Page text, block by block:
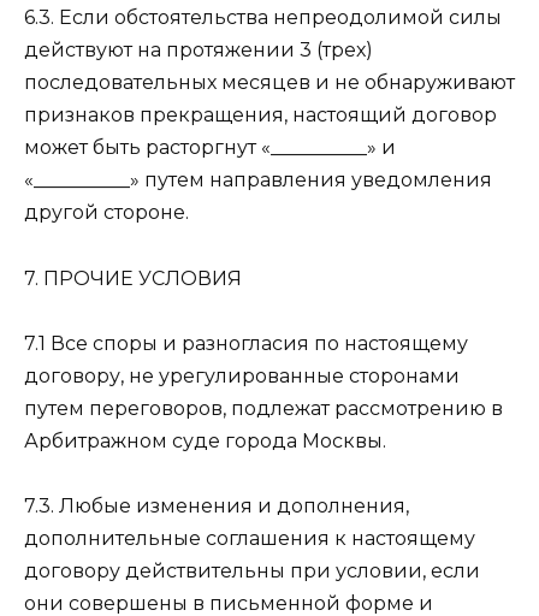
6.3. Если обстоятельства непреодолимой силы
действуют на протяжении 3 (трех)
последовательных месяцев и не обнаруживают
признаков прекращения, настоящий договор
может быть расторгнут «__________» и
«__________» путем направления уведомления
другой стороне.
7. ПРОЧИЕ УСЛОВИЯ
7.1 Все споры и разногласия по настоящему
договору, не урегулированные сторонами
путем переговоров, подлежат рассмотрению в
Арбитражном суде города Москвы.
7.3. Любые изменения и дополнения,
дополнительные соглашения к настоящему
договору действительны при условии, если
они совершены в письменной форме и